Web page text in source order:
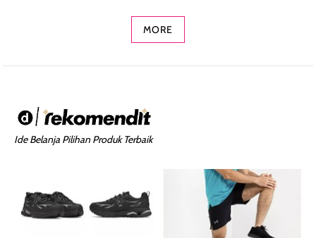
MORE
Ide Belanja Pilihan Produk Terbaik